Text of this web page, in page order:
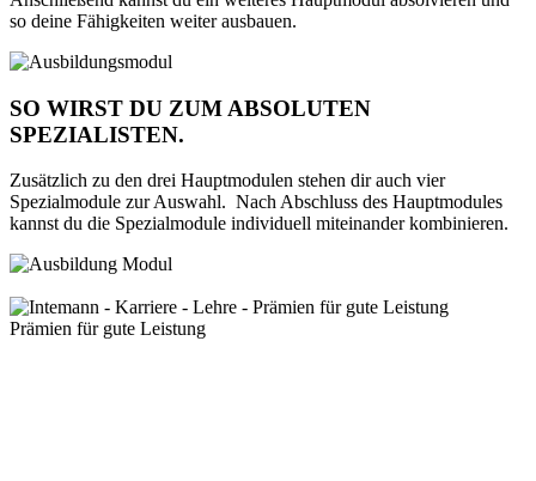
so deine Fähigkeiten weiter ausbauen.
SO WIRST DU ZUM ABSOLUTEN
SPEZIALISTEN.
Zusätzlich zu den drei Hauptmodulen stehen dir auch vier
Spezialmodule zur Auswahl. Nach Abschluss des Hauptmodules
kannst du die Spezialmodule individuell miteinander kombinieren.
Prämien für gute Leistung